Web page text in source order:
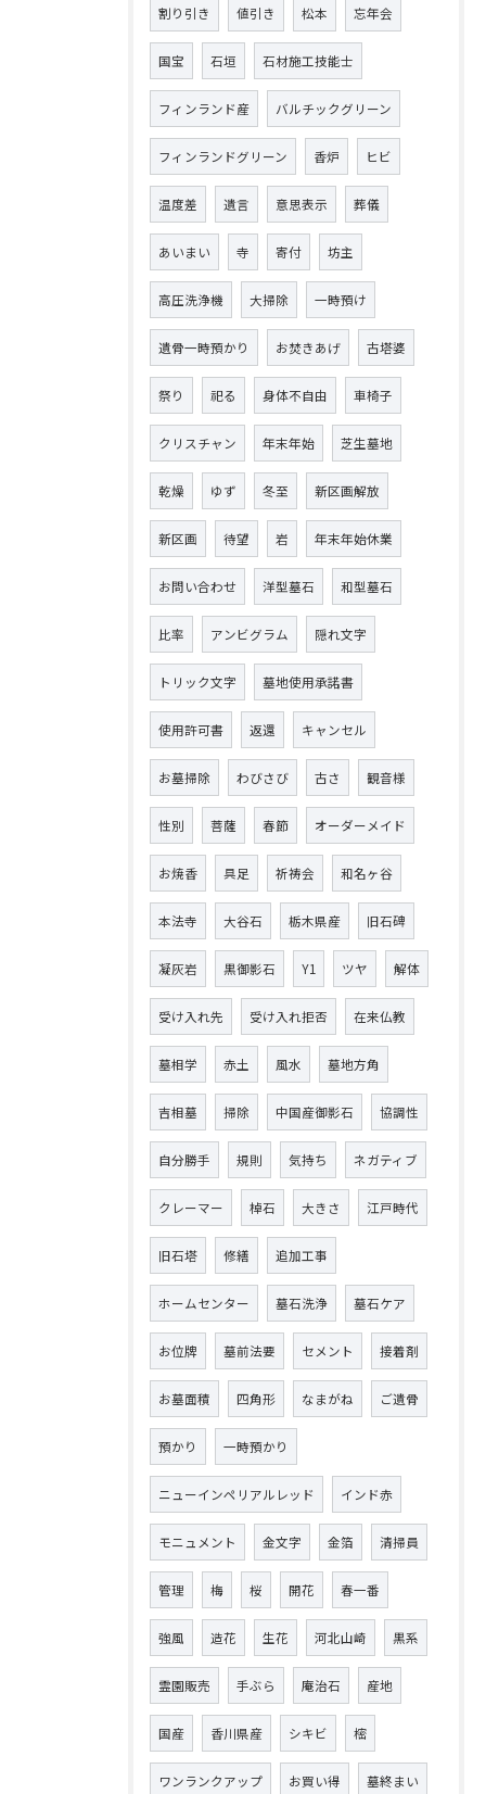
割り引き 値引き 松本 忘年会
国宝 石垣 石材施工技能士
フィンランド産 バルチックグリーン
フィンランドグリーン 香炉 ヒビ
温度差 遺言 意思表示 葬儀
あいまい 寺 寄付 坊主
高圧洗浄機 大掃除 一時預け
遺骨一時預かり お焚きあげ 古塔婆
祭り 祀る 身体不自由 車椅子
クリスチャン 年末年始 芝生墓地
乾燥 ゆず 冬至 新区画解放
新区画 待望 岩 年末年始休業
お問い合わせ 洋型墓石 和型墓石
比率 アンビグラム 隠れ文字
トリック文字 墓地使用承諾書
使用許可書 返還 キャンセル
お墓掃除 わびさび 古さ 観音様
性別 菩薩 春節 オーダーメイド
お焼香 具足 祈祷会 和名ヶ谷
本法寺 大谷石 栃木県産 旧石碑
凝灰岩 黒御影石 Y1 ツヤ 解体
受け入れ先 受け入れ拒否 在来仏教
墓相学 赤土 風水 墓地方角
吉相墓 掃除 中国産御影石 協調性
自分勝手 規則 気持ち ネガティブ
クレーマー 棹石 大きさ 江戸時代
旧石塔 修繕 追加工事
ホームセンター 墓石洗浄 墓石ケア
お位牌 墓前法要 セメント 接着剤
お墓面積 四角形 なまがね ご遺骨
預かり 一時預かり
ニューインペリアルレッド インド赤
モニュメント 金文字 金箔 清掃員
管理 梅 桜 開花 春一番
強風 造花 生花 河北山崎 黒系
霊園販売 手ぶら 庵治石 産地
国産 香川県産 シキビ 樒
ワンランクアップ お買い得 墓終まい